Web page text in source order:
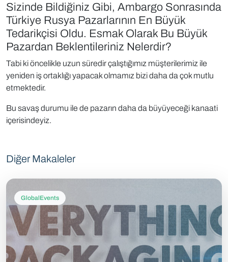
Sizinde Bildiğiniz Gibi, Ambargo Sonrasında
Türkiye Rusya Pazarlarının En Büyük
Tedarikçisi Oldu. Esmak Olarak Bu Büyük
Pazardan Beklentileriniz Nelerdir?
Tabi ki öncelikle uzun süredir çalıştığımız müşterilerimiz ile
yeniden iş ortaklığı yapacak olmamız bizi daha da çok mutlu
etmektedir.
Bu savaş durumu ile de pazarın daha da büyüyeceği kanaati
içerisindeyiz.
Diğer Makaleler
GlobalEvents